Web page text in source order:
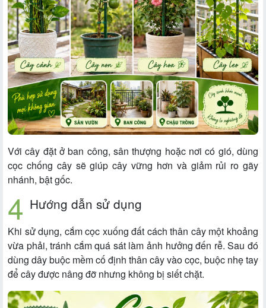
Với cây đặt ở ban công, sân thượng hoặc nơi có gió, dùng
cọc chống cây sẽ giúp cây vững hơn và giảm rủi ro gãy
nhánh, bật gốc.
Hướng dẫn sử dụng
Khi sử dụng, cắm cọc xuống đất cách thân cây một khoảng
vừa phải, tránh cắm quá sát làm ảnh hưởng đến rễ. Sau đó
dùng dây buộc mềm cố định thân cây vào cọc, buộc nhẹ tay
để cây được nâng đỡ nhưng không bị siết chặt.